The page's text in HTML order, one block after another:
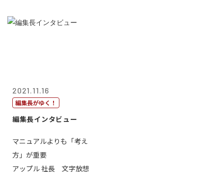
2021.11.16
編集長がゆく！
編集長インタビュー
マニュアルよりも「考え
方」が重要
アップル 社長 文字放想